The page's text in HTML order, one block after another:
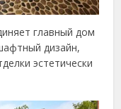
главный дом
дизайн,
эстетически